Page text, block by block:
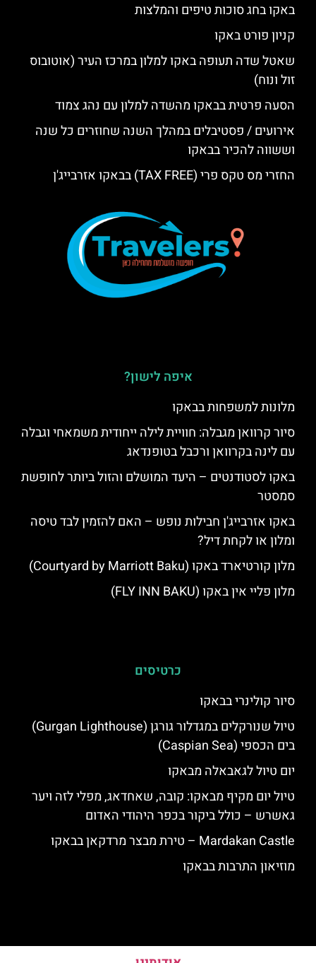
באקו בחג סוכות טיפים והמלצות
קניון פורט באקו
שאטל שדה תעופה באקו למלון במרכז העיר (אוטובוס
זול ונוח)
הסעה פרטית בבאקו מהשדה למלון עם נהג צמוד
אירועים / פסטיבלים במהלך השנה שחוזרים כל שנה
וששווה להכיר בבאקו
החזרי מס טקס פרי (TAX FREE) בבאקו אזרבייג'ן
איפה לישון?
מלונות למשפחות בבאקו
סיור קרוואן מגבלה: חוויית לילה ייחודית משמאחי וגבלה
עם לינה בקרוואן ורכבל בטופנדאג
באקו לסטודנטים – היעד המושלם והזול ביותר לחופשת
סמסטר
באקו אזרבייג'ן חבילות נופש – האם להזמין לבד טיסה
ומלון או לקחת דיל?
מלון קורטיארד באקו (Courtyard by Marriott Baku)
מלון פליי אין באקו (FLY INN BAKU)
כרטיסים
סיור קולינרי בבאקו
טיול שנורקלים במגדלור גורגן (Gurgan Lighthouse)
בים הכספי (Caspian Sea)
יום טיול לגאבאלה מבאקו
טיול יום מקיף מבאקו: קובה, שאחדאג, מפלי לזה ויער
גאשרש – כולל ביקור בכפר היהודי האדום
Mardakan Castle – טירת מבצר מרדקאן בבאקו
מוזיאון התרבות בבאקו